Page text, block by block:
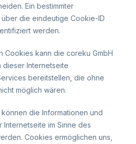
Ein bestimmter
die eindeutige Cookie-ID
werden.
Cookies kann die coreku GmbH
dieser Internetseite
bereitstellen, die ohne
möglich wären.
die Informationen und
im Sinne des
Cookies ermöglichen uns,